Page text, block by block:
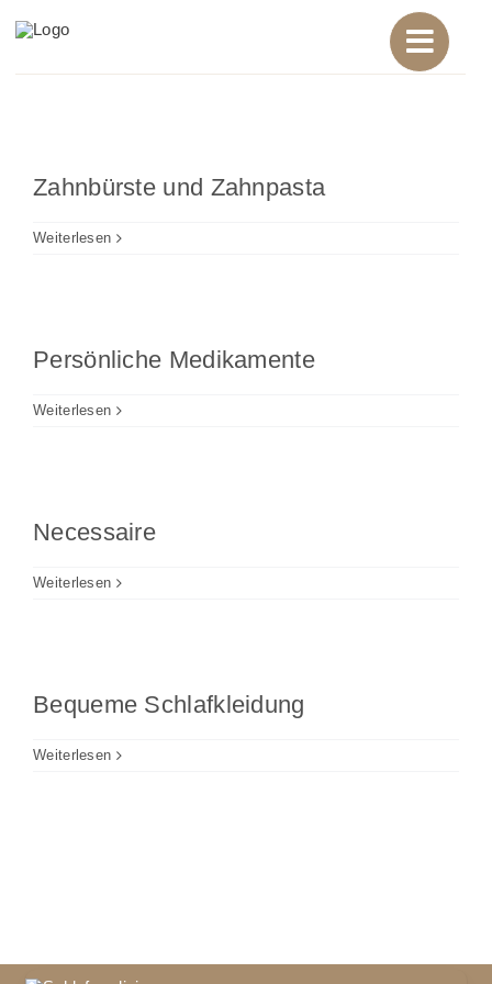
Inhalt
Zahnbürste und Zahnpasta
Weiterlesen
Persönliche Medikamente
Weiterlesen
Necessaire
Weiterlesen
Bequeme Schlafkleidung
Weiterlesen